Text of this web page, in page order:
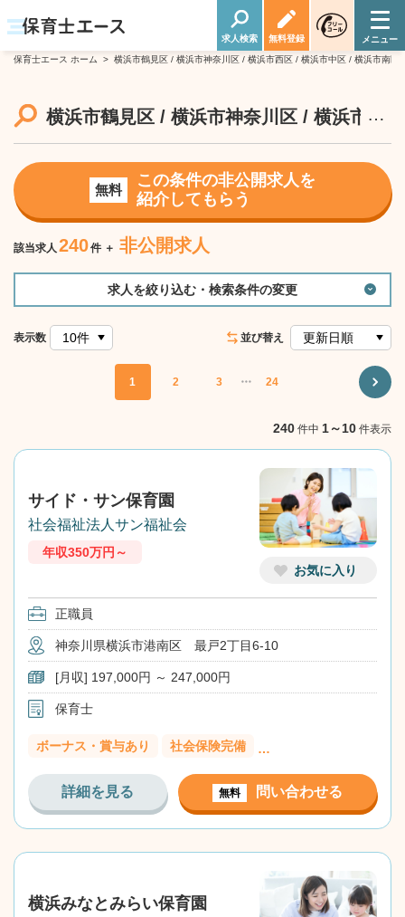
求人検索 無料登録
保育士エース ホーム > 横浜市鶴見区 / 横浜市神奈川区 / 横浜市西区 / 横浜市中区 / 横浜市南
横浜市鶴見区 / 横浜市神奈川区 / 横浜市西
…
該当求人 240件 ＋ 非公開求人
無料
この条件の非公開求人を
紹介してもらう
求人を絞り込む・検索条件の変更
表示数
1 2 3 ・・・ 24
並び替え
240 件中 1～10 件表示
お気に入り
サイド・サン保育園
社会福祉法人サン福祉会
年収350万円～
正職員
神奈川県横浜市港南区 最戸2丁目6-10
[月収] 197,000円 ～ 247,000円
保育士
ボーナス・賞与あり 社会保険完備 …
詳細を見る 無料 問い合わせる
横浜みなとみらい保育園